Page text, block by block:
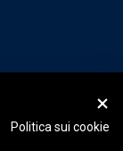
Politica sui cookie